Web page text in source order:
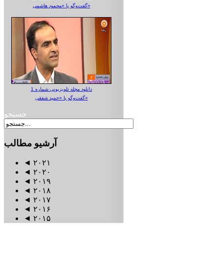
گفت‌وگو با «محمود هاشمی»
دانلود مجله تلویزیونی شماره 1
گفت‌وگو با «حمید شفقی»
جستجو
آرشیو مطالب
◄ ۲۰۲۱
◄ ۲۰۲۰
◄ ۲۰۱۹
◄ ۲۰۱۸
◄ ۲۰۱۷
◄ ۲۰۱۶
◄ ۲۰۱۵